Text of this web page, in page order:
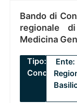
Bando di
regionale
Medicina
Tipo:
Concorsi
Ente: